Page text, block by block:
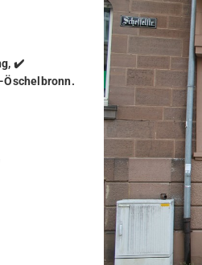
✔️